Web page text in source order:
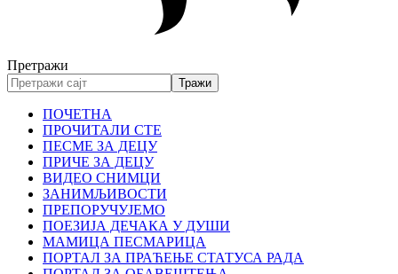
Претражи
ПОЧЕТНА
ПРОЧИТАЛИ СТЕ
ПЕСМЕ ЗА ДЕЦУ
ПРИЧЕ ЗА ДЕЦУ
ВИДЕО СНИМЦИ
ЗАНИМЉИВОСТИ
ПРЕПОРУЧУЈЕМО
ПОЕЗИЈА ДЕЧАКА У ДУШИ
МАМИЦА ПЕСМАРИЦА
ПОРТАЛ ЗА ПРАЋЕЊЕ СТАТУСА РАДА